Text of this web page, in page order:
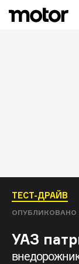
ТЕСТ-ДРАЙВ
ОПУБЛИКОВАНО
УАЗ